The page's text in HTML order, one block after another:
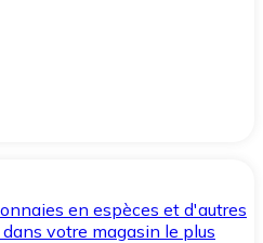
en espèces et d'autres
votre magasin le plus